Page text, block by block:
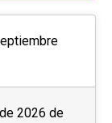
2026 de